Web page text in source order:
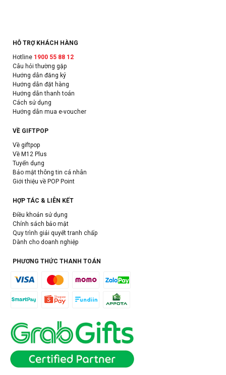
HỖ TRỢ KHÁCH HÀNG
Hotline 1900 55 88 12
Câu hỏi thường gặp
Hướng dẫn đăng ký
Hướng dẫn đặt hàng
Hướng dẫn thanh toán
Cách sử dụng
Hướng dẫn mua e-voucher
VỀ GIFTPOP
Về giftpop
Về M12 Plus
Tuyển dụng
Bảo mật thông tin cá nhân
Giới thiệu về POP Point
HỢP TÁC & LIÊN KẾT
Điều khoản sử dụng
Chính sách bảo mật
Quy trình giải quyết tranh chấp
Dành cho doanh nghiệp
PHƯƠNG THỨC THANH TOÁN